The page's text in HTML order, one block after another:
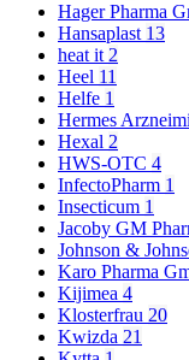
Hager Pharma
Hansaplast 13
heat it 2
Heel 11
Helfe 1
Hermes
Hexal 2
HWS-OTC 4
InfectoPharm 1
Insecticum 1
Jacoby GM
Johnson &
Karo Pharma
Kijimea 4
Klosterfrau 20
Kwizda 21